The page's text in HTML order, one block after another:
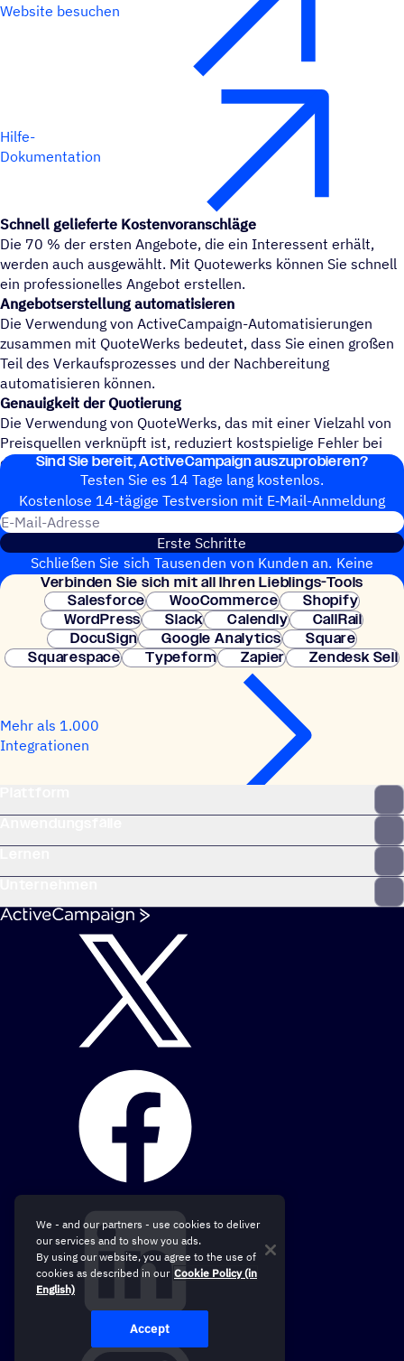
Website besuchen
Hilfe-
Dokumentation
Schnell gelieferte Kostenvoranschläge
Die 70 % der ersten Angebote, die ein Interessent erhält,
werden auch ausgewählt. Mit Quotewerks können Sie schnell
ein professionelles Angebot erstellen.
Angebotserstellung automatisieren
Die Verwendung von ActiveCampaign-Automatisierungen
zusammen mit QuoteWerks bedeutet, dass Sie einen großen
Teil des Verkaufsprozesses und der Nachbereitung
automatisieren können.
Genauigkeit der Quotierung
Die Verwendung von QuoteWerks, das mit einer Vielzahl von
Preisquellen verknüpft ist, reduziert kostspielige Fehler bei
der Angebotserstellung.
Sind Sie bereit, ActiveCampaign auszuprobieren?
Testen Sie es 14 Tage lang kostenlos.
Kosten­lose 14-tägige Test­ver­sion mit E‑Mail-Anmel­dung
Erste Schritte
Schließen Sie sich Tausenden von Kunden an. Keine
Kreditkarte erforderlich. Sofortige Einrichtung.
Verbin­den Sie sich mit all Ihren Lieblings-Tools
Salesforce
WooCommerce
Shopify
WordPress
Slack Calendly
CallRail
DocuSign
Google Analytics
Square
Squarespace
Typeform Zapier Zendesk Sell
Mehr als 1.000
Integrationen
We - and our partners - use cookies to deliver
our services and to show you ads.
By using our website, you agree to the use of
cookies as described in our Cookie Policy (in
English)
Accept